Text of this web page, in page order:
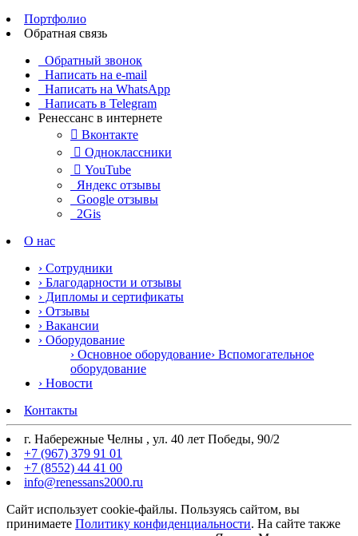
Портфолио
Обратная связь
Обратный звонок
Написать на e-mail
Написать на WhatsApp
Написать в Telegram
Ренессанс в интернете
 Вконтакте
 Одноклассники
 YouTube
Яндекс отзывы
Google отзывы
2Gis
О нас
› Сотрудники
› Благодарности и отзывы
› Дипломы и сертификаты
› Отзывы
› Вакансии
› Оборудование
› Основное оборудование› Вспомогательное
оборудование
› Новости
Контакты
г. Набережные Челны , ул. 40 лет Победы, 90/2
+7 (967) 379 91 01
+7 (8552) 44 41 00
info@renessans2000.ru
Сайт использует cookie-файлы. Пользуясь сайтом, вы
принимаете Политику конфиденциальности. На сайте также